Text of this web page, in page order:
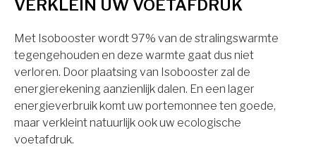
VERKLEIN UW VOETAFDRUK
Met Isobooster wordt 97% van de stralingswarmte
tegengehouden en deze warmte gaat dus niet
verloren. Door plaatsing van Isobooster zal de
energierekening aanzienlijk dalen. En een lager
energieverbruik komt uw portemonnee ten goede,
maar verkleint natuurlijk ook uw ecologische
voetafdruk.